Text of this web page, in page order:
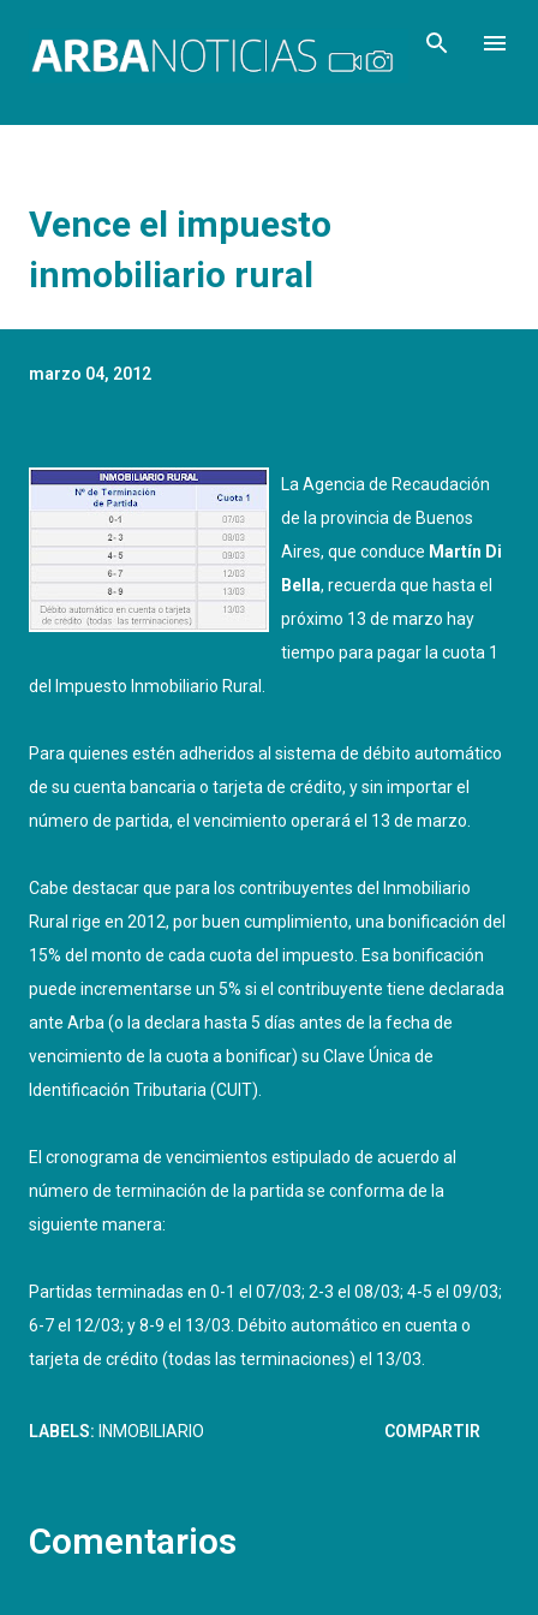
Vence el impuesto
inmobiliario rural
marzo 04, 2012
La Agencia de Recaudación
de la provincia de Buenos
Aires, que conduce Martín Di
Bella, recuerda que hasta el
próximo 13 de marzo hay
tiempo para pagar la cuota 1
del Impuesto Inmobiliario Rural.
Para quienes estén adheridos al sistema de débito automático
de su cuenta bancaria o tarjeta de crédito, y sin importar el
número de partida, el vencimiento operará el 13 de marzo.
Cabe destacar que para los contribuyentes del Inmobiliario
Rural rige en 2012, por buen cumplimiento, una bonificación del
15% del monto de cada cuota del impuesto. Esa bonificación
puede incrementarse un 5% si el contribuyente tiene declarada
ante Arba (o la declara hasta 5 días antes de la fecha de
vencimiento de la cuota a bonificar) su Clave Única de
Identificación Tributaria (CUIT).
El cronograma de vencimientos estipulado de acuerdo al
número de terminación de la partida se conforma de la
siguiente manera:
Partidas terminadas en 0-1 el 07/03; 2-3 el 08/03; 4-5 el 09/03;
6-7 el 12/03; y 8-9 el 13/03. Débito automático en cuenta o
tarjeta de crédito (todas las terminaciones) el 13/03.
LABELS: INMOBILIARIO COMPARTIR
Comentarios